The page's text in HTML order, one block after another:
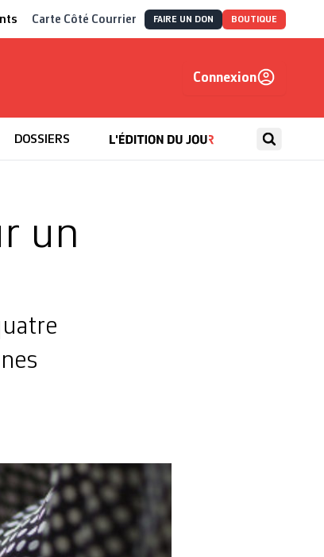
Carte Côté Courrier FAIRE UN DON BOUTIQUE
Connexion
DOSSIERS
un